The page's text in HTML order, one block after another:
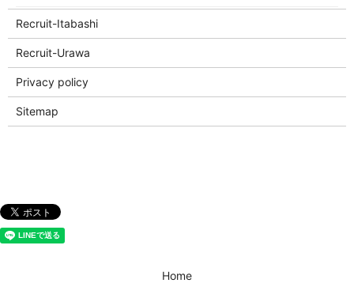
Recruit-Itabashi
Recruit-Urawa
Privacy policy
Sitemap
Home